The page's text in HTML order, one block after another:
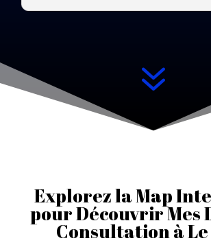
7
Explorez la Map
pour Découvrir Mes
Consultation à